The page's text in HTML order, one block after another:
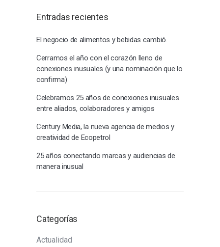
Entradas recientes
El negocio de alimentos y bebidas cambió.
Cerramos el año con el corazón lleno de
conexiones inusuales (y una nominación que lo
confirma)
Celebramos 25 años de conexiones inusuales
entre aliados, colaboradores y amigos
Century Media, la nueva agencia de medios y
creatividad de Ecopetrol
25 años conectando marcas y audiencias de
manera inusual
Categorías
Actualidad